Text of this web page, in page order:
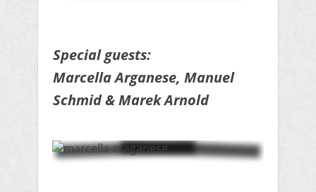
Special guests:
Marcella Arganese, Manuel
Schmid & Marek Arnold